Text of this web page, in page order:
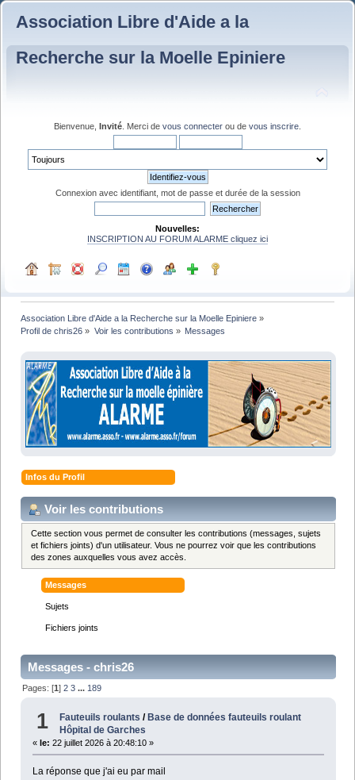
Association Libre d'Aide a la
Recherche sur la Moelle Epiniere
Bienvenue, Invité . Merci de vous connecter ou de vous inscrire
Connexion avec identifiant, mot de passe et durée de la session
Nouvelles:
INSCRIPTION AU FORUM ALARME cliquez ici
Association Libre d'Aide a la Recherche sur la Moelle Epiniere »
Profil de chris26 » Voir les contributions » Messages
Infos du Profil
Voir les contributions
Cette section vous permet de consulter les contributions (messages, sujets
et fichiers joints) d'un utilisateur. Vous ne pourrez voir que les contributions
des zones auxquelles vous avez accès.
Messages
Sujets
Fichiers joints
Messages - chris26
Pages: [1]2 3 ...189
1 Fauteuils roulants /Base de données fauteuils roulant
Hôpital de Garches
« le: 22 juillet 2026 à 20:48:10 »
La réponse que j'ai eu par mail